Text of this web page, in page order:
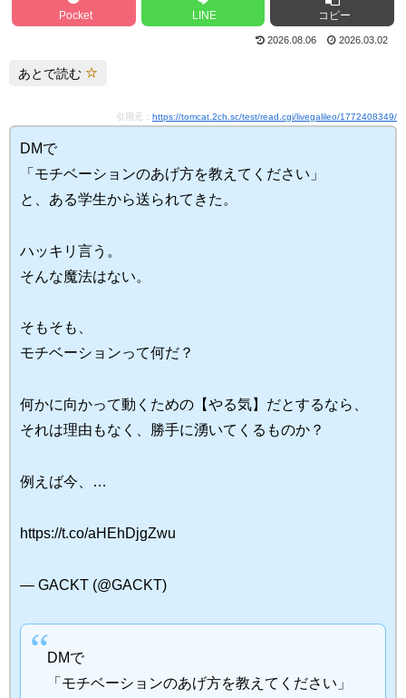
Pocket LINE コピー
2026.08.06 2026.03.02
あとで読む
引用元： https://tomcat.2ch.sc/test/read.cgi/livegalileo/1772408349/
DMで
「モチベーションのあげ方を教えてください」
と、ある学生から送られてきた。
ハッキリ言う。
そんな魔法はない。
そもそも、
モチベーションって何だ？
何かに向かって動くための【やる気】だとするなら、
それは理由もなく、勝手に湧いてくるものか？
例えば今、…
https://t.co/aHEhDjgZwu
— GACKT (@GACKT)
DMで
「モチベーションのあげ方を教えてください」